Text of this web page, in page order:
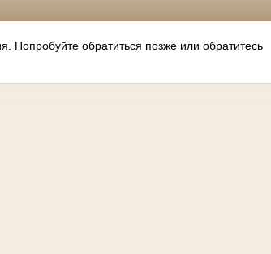
обратиться позже или обратитесь